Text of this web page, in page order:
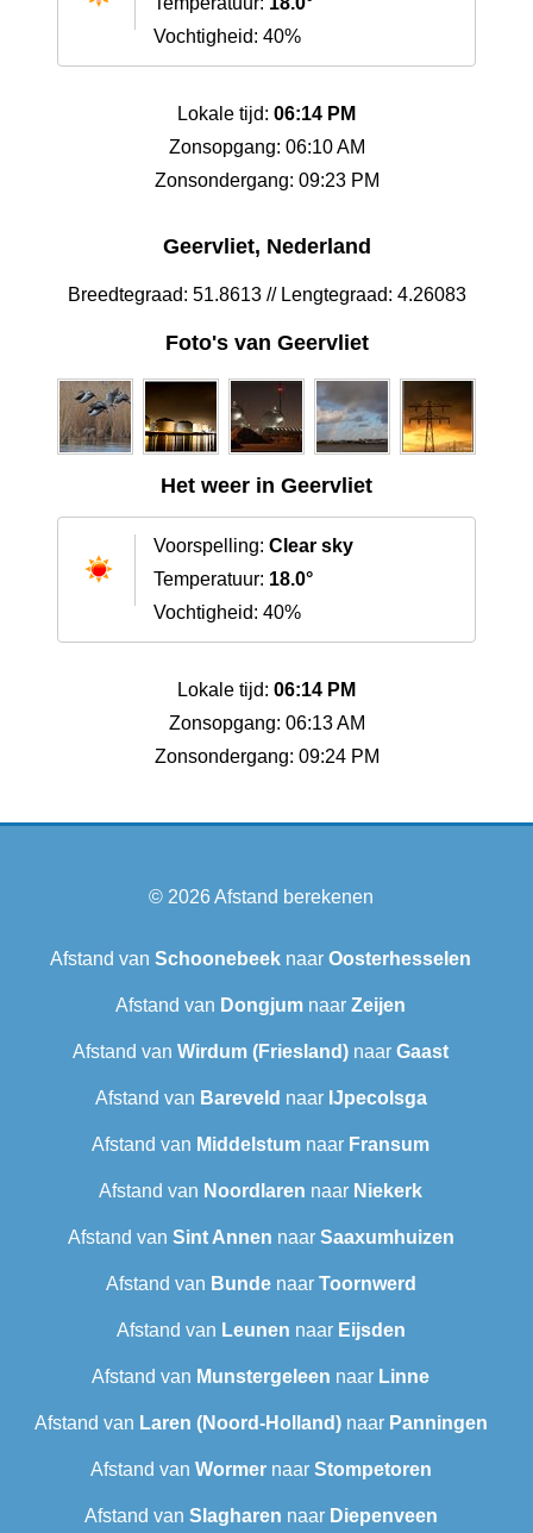
Vochtigheid: 40%
Lokale tijd: 06:14 PM
Zonsopgang: 06:10 AM
Zonsondergang: 09:23 PM
Geervliet, Nederland
Breedtegraad: 51.8613 // Lengtegraad: 4.26083
Foto's van Geervliet
Het weer in Geervliet
Voorspelling: Clear sky
Temperatuur: 18.0°
Vochtigheid: 40%
Lokale tijd: 06:14 PM
Zonsopgang: 06:13 AM
Zonsondergang: 09:24 PM
© 2026Afstand berekenen
Afstand van Schoonebeek naar Oosterhesselen
Afstand van Dongjum naar Zeijen
Afstand van Wirdum (Friesland) naar Gaast
Afstand van Bareveld naar IJpecolsga
Afstand van Middelstum naar Fransum
Afstand van Noordlaren naar Niekerk
Afstand van Sint Annen naar Saaxumhuizen
Afstand van Bundenaar Toornwerd
Afstand van Leunen naar Eijsden
Afstand van Munstergeleen naar Linne
Afstand van Laren (Noord-Holland)naar Panningen
Afstand van Wormernaar Stompetoren
Afstand van Slagharen naar Diepenveen